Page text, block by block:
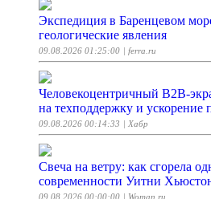
Экспедиция в Баренцевом
геологические явления
09.08.2026 01:25:00 | ferra.ru
Человекоцентричный B2B-
на техподдержку и ускорение
09.08.2026 00:14:33 | Хабр
Свеча на ветру: как сгорела
современности Уитни
09.08.2026 00:00:00 | Woman.ru